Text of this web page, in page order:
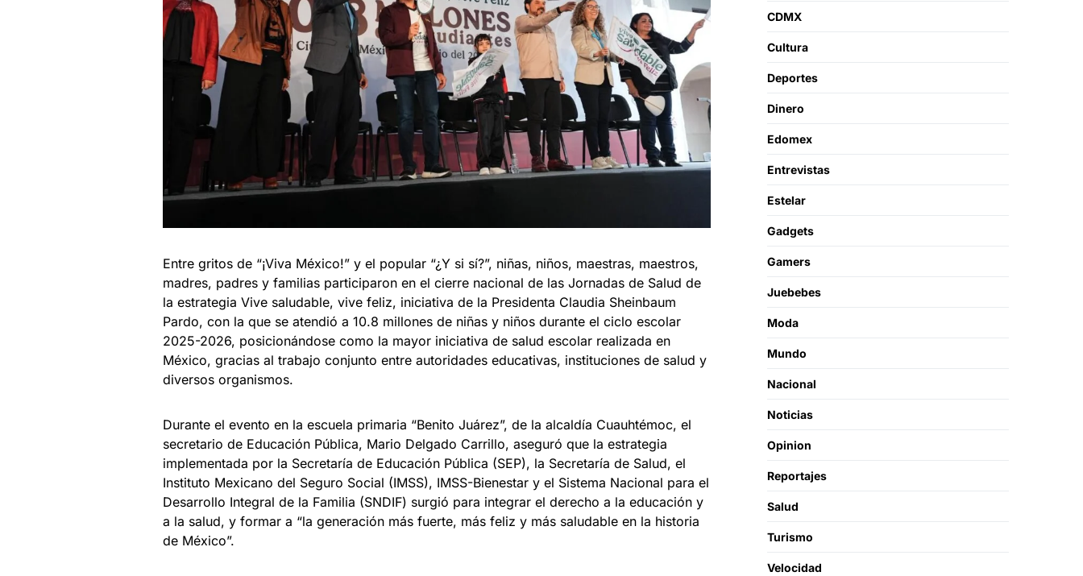
Entre gritos de “¡Viva México!” y el popular “¿Y si sí?”, niñas, niños, maestras, maestros,
madres, padres y familias participaron en el cierre nacional de las Jornadas de Salud de
la estrategia Vive saludable, vive feliz, iniciativa de la Presidenta Claudia Sheinbaum
Pardo, con la que se atendió a 10.8 millones de niñas y niños durante el ciclo escolar
2025-2026, posicionándose como la mayor iniciativa de salud escolar realizada en
México, gracias al trabajo conjunto entre autoridades educativas, instituciones de salud y
diversos organismos.
Durante el evento en la escuela primaria “Benito Juárez”, de la alcaldía Cuauhtémoc, el
secretario de Educación Pública, Mario Delgado Carrillo, aseguró que la estrategia
implementada por la Secretaría de Educación Pública (SEP), la Secretaría de Salud, el
Instituto Mexicano del Seguro Social (IMSS), IMSS-Bienestar y el Sistema Nacional para el
Desarrollo Integral de la Familia (SNDIF) surgió para integrar el derecho a la educación y
a la salud, y formar a “la generación más fuerte, más feliz y más saludable en la historia
de México”.
CDMX
Cultura
Deportes
Dinero
Edomex
Entrevistas
Estelar
Gadgets
Gamers
Juebebes
Moda
Mundo
Nacional
Noticias
Opinion
Reportajes
Salud
Turismo
Velocidad